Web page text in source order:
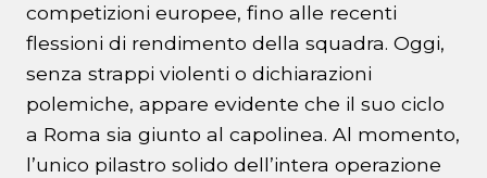
competizioni europee, fino alle recenti
flessioni di rendimento della squadra. Oggi,
senza strappi violenti o dichiarazioni
polemiche, appare evidente che il suo ciclo
a Roma sia giunto al capolinea. Al momento,
l’unico pilastro solido dell’intera operazione